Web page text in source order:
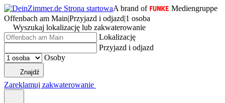
A brand of
Mediengruppe
Offenbach am Main|Przyjazd i odjazd|1 osoba
Wyszukaj lokalizację lub zakwaterowanie
Lokalizację
Przyjazd i odjazd
Osoby
Znajdź
Zareklamuj zakwaterowanie